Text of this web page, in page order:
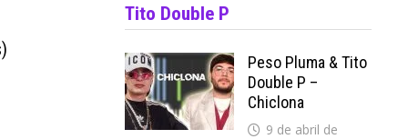
Tito Double P
Peso Pluma & Tito
Double P –
Chiclona
9 de abril de